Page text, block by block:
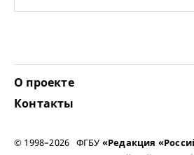
О проекте
Контакты
© 1998–2026 ФГБУ «Редакция